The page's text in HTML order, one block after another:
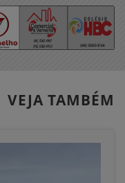
VEJA TAMBÉM